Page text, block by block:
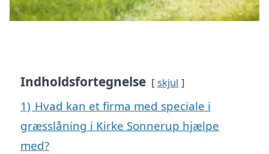
Indholdsfortegnelse skjul
1) Hvad kan et firma med speciale i
græsslåning i Kirke Sonnerup hjælpe
med?